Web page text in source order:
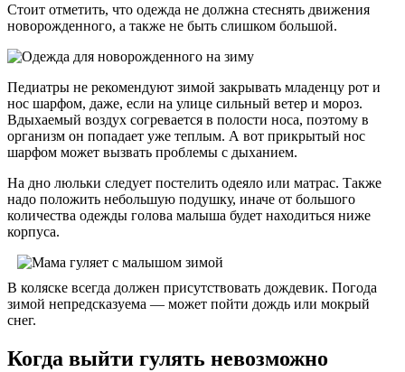
Стоит отметить, что одежда не должна стеснять движения
новорожденного, а также не быть слишком большой.
Педиатры не рекомендуют зимой закрывать младенцу рот и
нос шарфом, даже, если на улице сильный ветер и мороз.
Вдыхаемый воздух согревается в полости носа, поэтому в
организм он попадает уже теплым. А вот прикрытый нос
шарфом может вызвать проблемы с дыханием.
На дно люльки следует постелить одеяло или матрас. Также
надо положить небольшую подушку, иначе от большого
количества одежды голова малыша будет находиться ниже
корпуса.
В коляске всегда должен присутствовать дождевик. Погода
зимой непредсказуема — может пойти дождь или мокрый
снег.
Когда выйти гулять невозможно